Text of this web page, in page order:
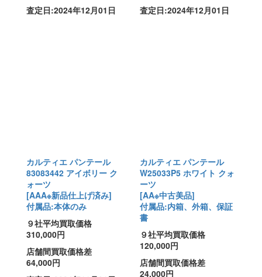
査定日:2024年12月01日
査定日:2024年12月01日
カルティエ パンテール
83083442 アイボリー ク
ォーツ
[AAA※新品仕上げ済み]
付属品:本体のみ
９社平均買取価格
310,000円
店舗間買取価格差
64,000円
カルティエ パンテール
W25033P5 ホワイト クォ
ーツ
[AA※中古美品]
付属品:内箱、外箱、保証
書
９社平均買取価格
120,000円
店舗間買取価格差
24,000円